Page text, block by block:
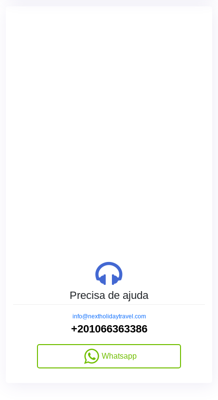
Precisa de ajuda
info@nextholidaytravel.com
+201066363386
Whatsapp